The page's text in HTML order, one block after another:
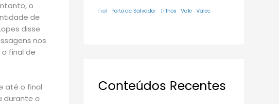
o
de
disse
nos
final de
até o final
durante o
Fiol Porto de Salvador trilhos Vale Valec
Conteúdos Recentes